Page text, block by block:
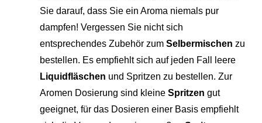
Sie darauf, dass Sie ein Aroma niemals pur
dampfen! Vergessen Sie nicht sich
entsprechendes Zubehör zum Selbermischen zu
bestellen. Es empfiehlt sich auf jeden Fall leere
Liquidfläschen und Spritzen zu bestellen. Zur
Aromen Dosierung sind kleine Spritzen gut
geeignet, für das Dosieren einer Basis empfiehlt